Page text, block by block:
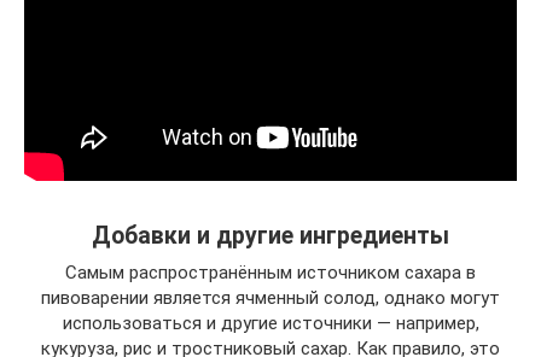
Добавки и другие ингредиенты
Самым распространённым источником сахара в
пивоварении является ячменный солод, однако могут
использоваться и другие источники — например,
кукуруза, рис и тростниковый сахар. Как правило, это